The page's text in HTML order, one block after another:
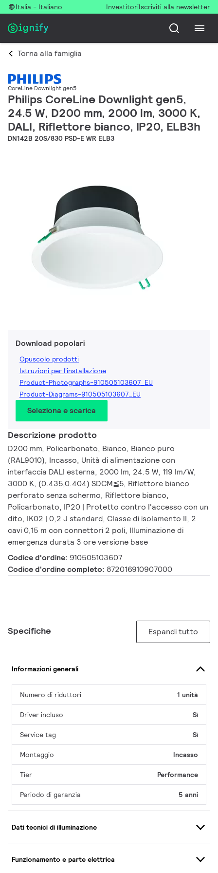
Italia - Italiano InvestitoriIscriviti alla newsletter
Torna alla famiglia
CoreLine Downlight gen5
Philips CoreLine Downlight gen5,
24.5 W, D200 mm, 2000 lm, 3000 K,
DALI, Riflettore bianco, IP20, ELB3h
DN142B 20S/830 PSD-E WR ELB3
Download popolari
Opuscolo prodotti
Istruzioni per l'installazione
Product-Photographs-910505103607_EU
Product-Diagrams-910505103607_EU
Seleziona e scarica
Descrizione prodotto
D200 mm, Policarbonato, Bianco, Bianco puro
(RAL9010), Incasso, Unità di alimentazione con
interfaccia DALI esterna, 2000 lm, 24.5 W, 119 lm/W,
3000 K, (0.435,0.404) SDCM≦5, Riflettore bianco
perforato senza schermo, Riflettore bianco,
Policarbonato, IP20 | Protetto contro l'accesso con un
dito, IK02 | 0,2 J standard, Classe di isolamento II, 2
cavi 0,15 m con connettori 2 poli, Illuminazione di
emergenza durata 3 ore versione base
Codice d'ordine: 910505103607
Codice d'ordine completo: 872016910907000
Specifiche Espandi tutto
Informazioni generali
Numero di riduttori 1 unità
Driver incluso Sì
Service tag Sì
Montaggio Incasso
Tier Performance
Periodo di garanzia 5 anni
Dati tecnici di illuminazione
Funzionamento e parte elettrica